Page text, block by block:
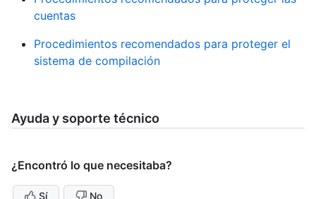
cuentas
Procedimientos recomendados para proteger el
sistema de compilación
Ayuda y soporte técnico
¿Encontró lo que necesitaba?
Sí No